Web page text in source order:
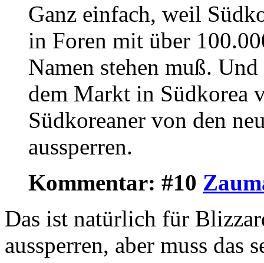
Ganz einfach, weil
in Foren mit über
Namen stehen muß.
dem Markt in Südkorea
Südkoreaner von den
aussperren.
Kommentar: #10
Das ist natürlich für
aussperren, aber muss das